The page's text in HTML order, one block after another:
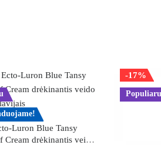
Luron Blue Tansy
Cream drėkinantis veido
-17%
Populiaru